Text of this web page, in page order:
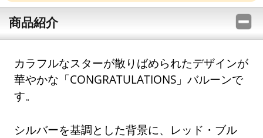
商品紹介
カラフルなスターが散りばめられたデザインが
華やかな「CONGRATULATIONS」バルーンで
す。
シルバーを基調とした背景に、レッド・ブル